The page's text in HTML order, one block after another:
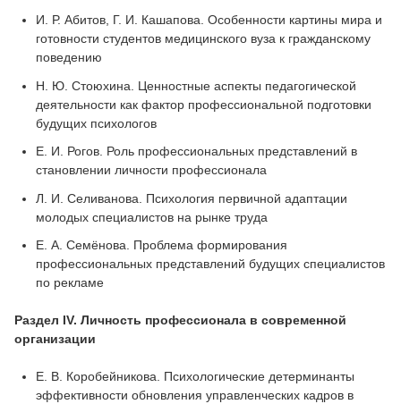
И. Р. Абитов, Г. И. Кашапова. Особенности картины мира и
готовности студентов медицинского вуза к гражданскому
поведению
Н. Ю. Стоюхина. Ценностные аспекты педагогической
деятельности как фактор профессиональной подготовки
будущих психологов
Е. И. Рогов. Роль профессиональных представлений в
становлении личности профессионала
Л. И. Селиванова. Психология первичной адаптации
молодых специалистов на рынке труда
Е. А. Семёнова. Проблема формирования
профессиональных представлений будущих специалистов
по рекламе
Раздел IV. Личность профессионала в современной
организации
Е. В. Коробейникова. Психологические детерминанты
эффективности обновления управленческих кадров в